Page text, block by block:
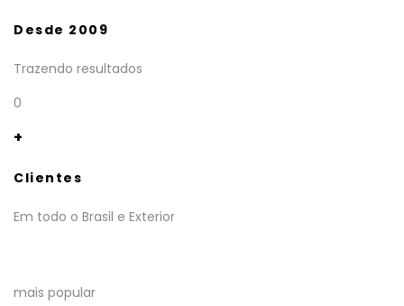
Desde 2009
Trazendo resultados
0
+
Clientes
Em todo o Brasil e Exterior
mais popular